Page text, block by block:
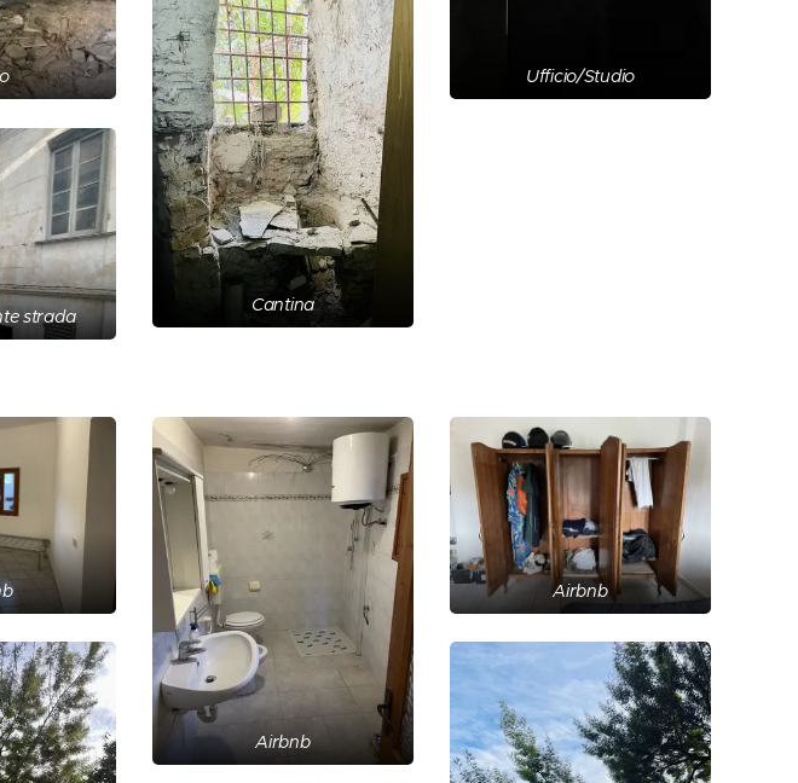
Ufficio/Studio
Cantina
strada
Airbnb
Airbnb